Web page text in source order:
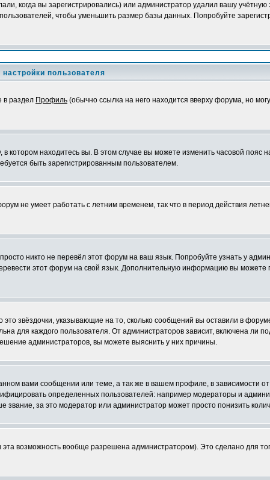
когда вы зарегистрировались) или администратор удалил вашу
чтобы уменьшить размер базы данных. Попробуйте
пользователя
в раздел Профиль (обычно ссылка на него находится вверху форума, но
находитесь вы. В этом случае вы можете изменить часовой пояс
быть зарегистрированным пользователем.
не умеет работать с летним временем, так что в период действия
никто не перевёл этот форум на ваш язык. Попробуйте узнать у
этот форум на свой язык. Дополнительную информацию вы можете
звёздочки, указывающие на то, сколько сообщений вы оставили в
для каждого пользователя. От администраторов зависит, включена ли
администраторов, вы можете выяснить у них причины.
вами сообщении или теме, а так же в вашем профиле, в зависимости
определенных пользователей: например модераторы и
за это модератор или администратор может просто понизить
возможность вообще разрешена администратором). Это сделано для